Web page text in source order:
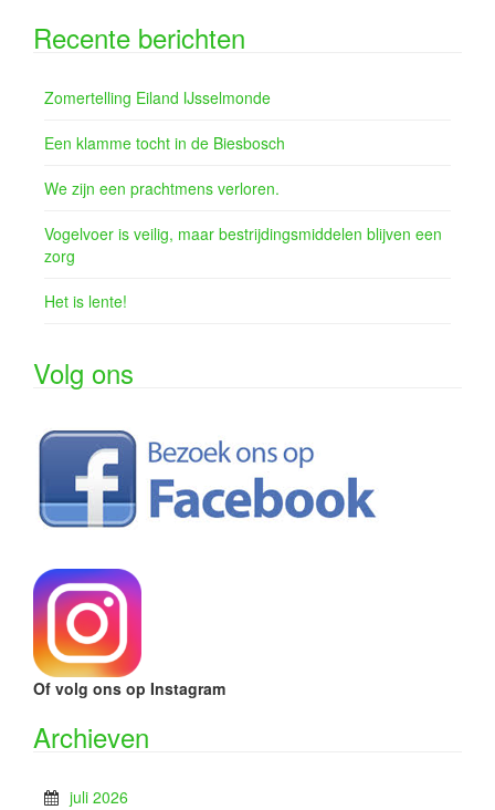
Recente berichten
Zomertelling Eiland IJsselmonde
Een klamme tocht in de Biesbosch
We zijn een prachtmens verloren.
Vogelvoer is veilig, maar bestrijdingsmiddelen blijven een
zorg
Het is lente!
Volg ons
Of volg ons op Instagram
Archieven
juli 2026